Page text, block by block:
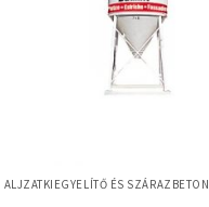
ALJZATKIEGYELÍTŐ ÉS SZÁRAZBETON